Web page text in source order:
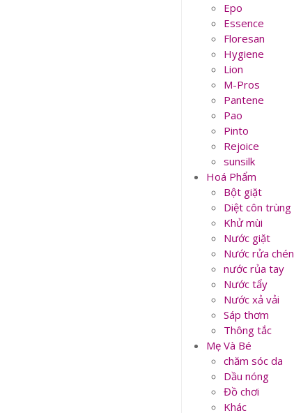
Epo
Essence
Floresan
Hygiene
Lion
M-Pros
Pantene
Pao
Pinto
Rejoice
sunsilk
Hoá Phẩm
Bột giặt
Diệt côn trùng
Khử mùi
Nước giặt
Nước rửa chén
nước rủa tay
Nước tẩy
Nước xả vải
Sáp thơm
Thông tắc
Mẹ Và Bé
chăm sóc da
Dầu nóng
Đồ chơi
Khác